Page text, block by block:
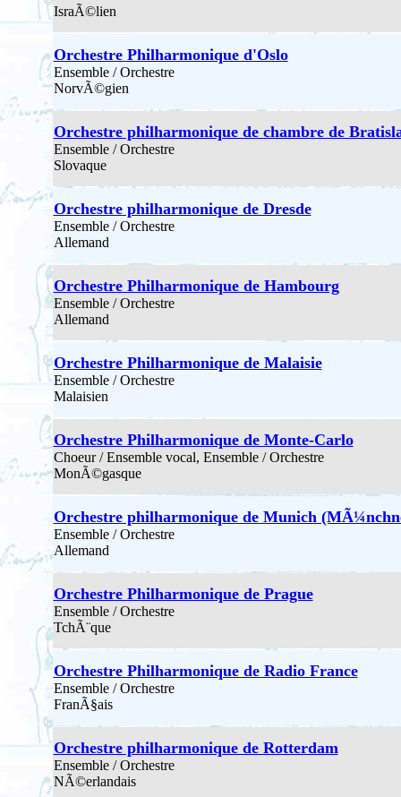
IsraÃ©lien
Orchestre Philharmonique d'Oslo
Ensemble / Orchestre
NorvÃ©gien
Orchestre philharmonique de chambre de
Ensemble / Orchestre
Slovaque
Orchestre philharmonique de Dresde
Ensemble / Orchestre
Allemand
Orchestre Philharmonique de Hambourg
Ensemble / Orchestre
Allemand
Orchestre Philharmonique de Malaisie
Ensemble / Orchestre
Malaisien
Orchestre Philharmonique de Monte-Carlo
Choeur / Ensemble vocal, Ensemble / Orchestre
MonÃ©gasque
Orchestre philharmonique de Munich
Ensemble / Orchestre
Allemand
Orchestre Philharmonique de Prague
Ensemble / Orchestre
TchÃ¨que
Orchestre Philharmonique de Radio France
Ensemble / Orchestre
FranÃ§ais
Orchestre philharmonique de Rotterdam
Ensemble / Orchestre
NÃ©erlandais